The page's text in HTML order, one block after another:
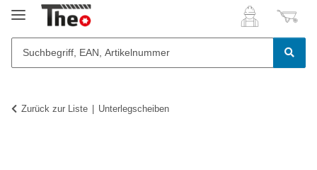
Zurück zur Liste Unterlegscheiben